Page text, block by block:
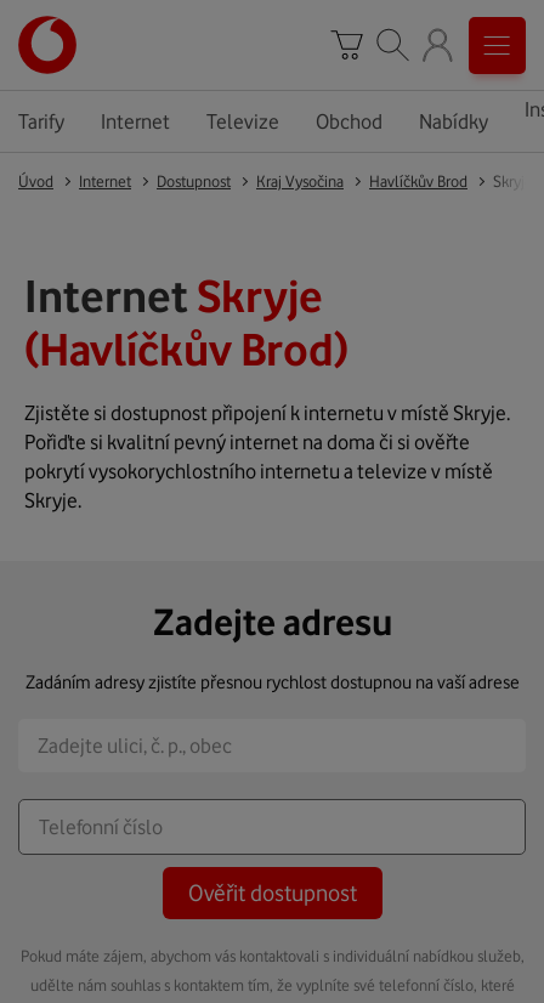
Tarify Internet Televize Obchod Nabídky
Úvod Internet Dostupnost Kraj Vysočina Havlíčkův Brod Skryje
Internet Skryje
(Havlíčkův Brod)
Zjistěte si dostupnost připojení k internetu v místě Skryje.
Pořiďte si kvalitní pevný internet na doma či si ověřte
pokrytí vysokorychlostního internetu a televize v místě
Skryje.
Zadejte adresu
Zadáním adresy zjistíte přesnou rychlost dostupnou na vaší adrese
Ověřit dostupnost
Pokud máte zájem, abychom vás kontaktovali s individuální nabídkou služeb,
udělte nám souhlas s kontaktem tím, že vyplníte své telefonní číslo, které